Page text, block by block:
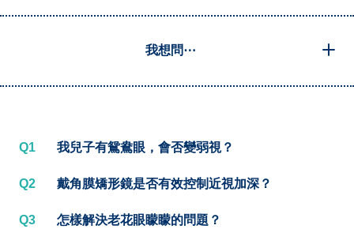
我想問⋯
Q1 我兒子有鴛鴦眼，會否變弱視？
Q2 戴角膜矯形鏡是否有效控制近視加深？
Q3 怎樣解決老花眼矇矇的問題？